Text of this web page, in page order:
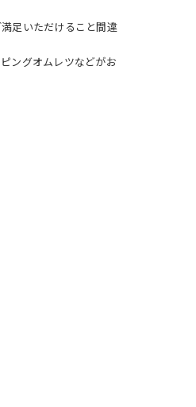
足いただけること間違
ングオムレツなどがお